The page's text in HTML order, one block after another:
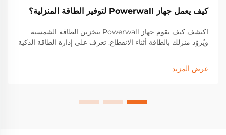
كيف يعمل جهاز Powerwall لتوفير الطاقة المنزلية؟
اكتشف كيف يقوم جهاز Powerwall بتخزين الطاقة الشمسية
ويُزوّد منزلك بالطاقة أثناء الانقطاع. تعرف على إدارة الطاقة الذكية
الدليل الكامل الآن.
عرض المزيد